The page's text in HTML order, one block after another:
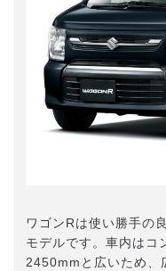
ワゴンRは使い勝手の
モデルです。車内はコ
2450mmと広いため、